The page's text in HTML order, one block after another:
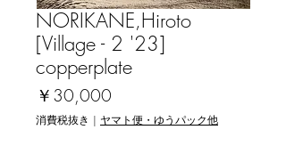
NORIKANE,Hiroto
[Village - 2 '23]
copperplate
￥30,000
格
消費税抜き | ヤマト便・ゆうパック他